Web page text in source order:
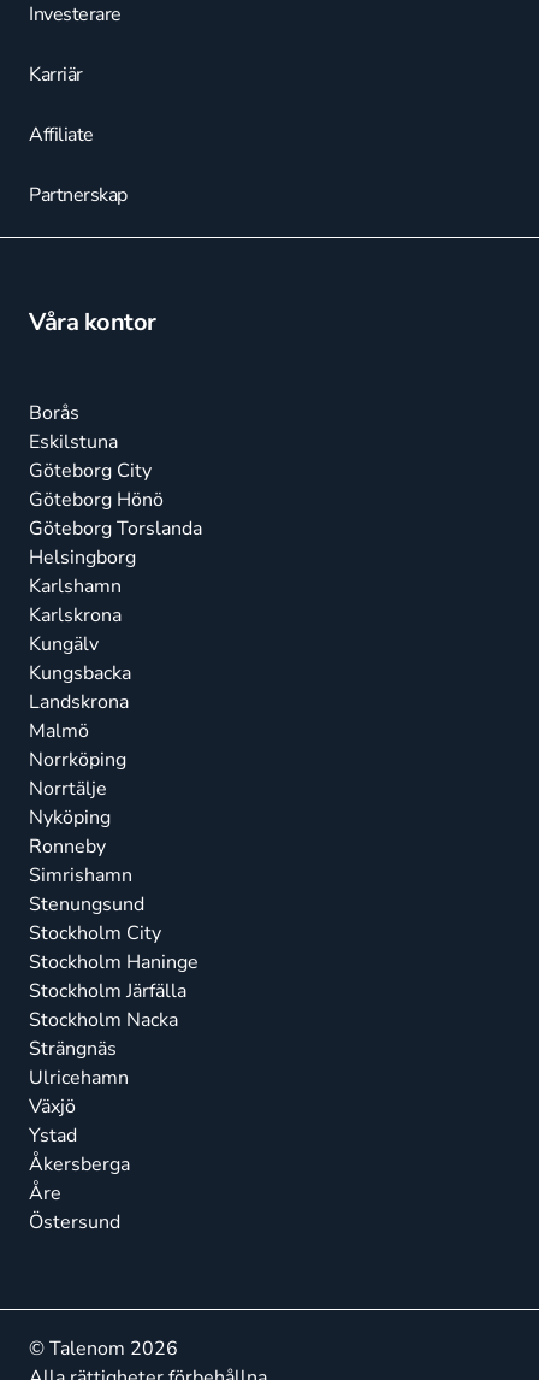
Investerare
Karriär
Affiliate
Partnerskap
Våra kontor
Borås
Eskilstuna
Göteborg City
Göteborg Hönö
Göteborg Torslanda
Helsingborg
Karlshamn
Karlskrona
Kungälv
Kungsbacka
Landskrona
Malmö
Norrköping
Norrtälje
Nyköping
Ronneby
Simrishamn
Stenungsund
Stockholm City
Stockholm Haninge
Stockholm Järfälla
Stockholm Nacka
Strängnäs
Ulricehamn
Växjö
Ystad
Åkersberga
Åre
Östersund
© Talenom 2026